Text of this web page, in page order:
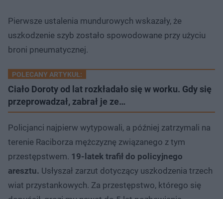
Pierwsze ustalenia mundurowych wskazały, że
uszkodzenie szyb zostało spowodowane przy użyciu
broni pneumatycznej.
POLECANY ARTYKUŁ:
Ciało Doroty od lat rozkładało się w worku. Gdy się
przeprowadzał, zabrał je ze…
Policjanci najpierw wytypowali, a później zatrzymali na
terenie Raciborza mężczyznę związanego z tym
przestępstwem. 19-latek trafił do policyjnego
aresztu. Usłyszał zarzut dotyczący uszkodzenia trzech
wiat przystankowych. Za przestępstwo, którego się